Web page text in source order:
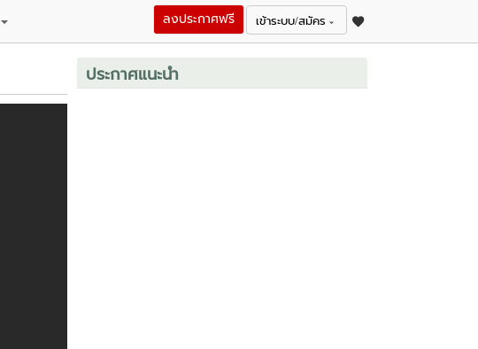
เข้าระบบ/สมัคร
ลงประกาศฟรี
ประกาศแนะนำ